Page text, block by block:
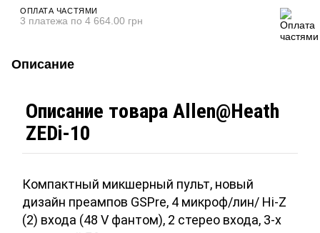
ОПЛАТА ЧАСТЯМИ
3 платежа по 4 664.00 грн
Описание
Описание товара Allen@Heath
ZEDi-10
Компактный микшерный пульт, новый
дизайн преампов GSPre, 4 микроф/лин/ Hi-Z
(2) входа (48 V фантом), 2 стерео входа, 3-х